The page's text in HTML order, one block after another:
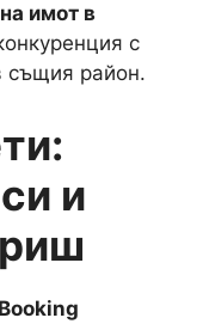
имот в
с
същия район.
и